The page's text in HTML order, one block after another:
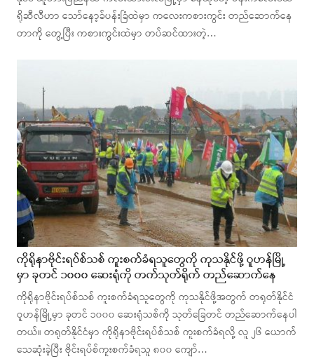
ရိုဆီလီဟာ သော်နော့ခ်ပန်းခြံထဲမှာ ကလေးကစားကွင်း တည်ဆောက်နေ
တာကို တွေ့ပြီး ကစားကွင်းထဲမှာ တပ်ဆင်ထားတဲ့…
ကိုရိုနာဗိုင်းရပ်စ်သစ် ကူးစက်ခံရသူတွေကို ကုသနိုင်ဖို့ ဝူဟန်မြို့
မှာ ခုတင် ၁၀၀၀ ဆေးရုံကို တက်သုတ်ရိုက် တည်ဆောက်နေ
ကိုရိုနာဗိုင်းရပ်စ်သစ် ကူးစက်ခံရသူတွေကို ကုသနိုင်ဖို့အတွက် တရုတ်နိုင်ငံ
ဝူဟန်မြို့မှာ ခုတင် ၁၀၀၀ ဆေးရုံသစ်ကို သုတ်ခြေတင် တည်ဆောက်နေပါ
တယ်။ တရုတ်နိုင်ငံမှာ ကိုရိုနာဗိုင်းရပ်စ်သစ် ကူးစက်ခံရလို့ လူ ၂၆ ယောက်
သေဆုံးခဲ့ပြီး ဗိုင်းရပ်စ်ကူးစက်ခံရသူ ၈၀၀ ကျော်…